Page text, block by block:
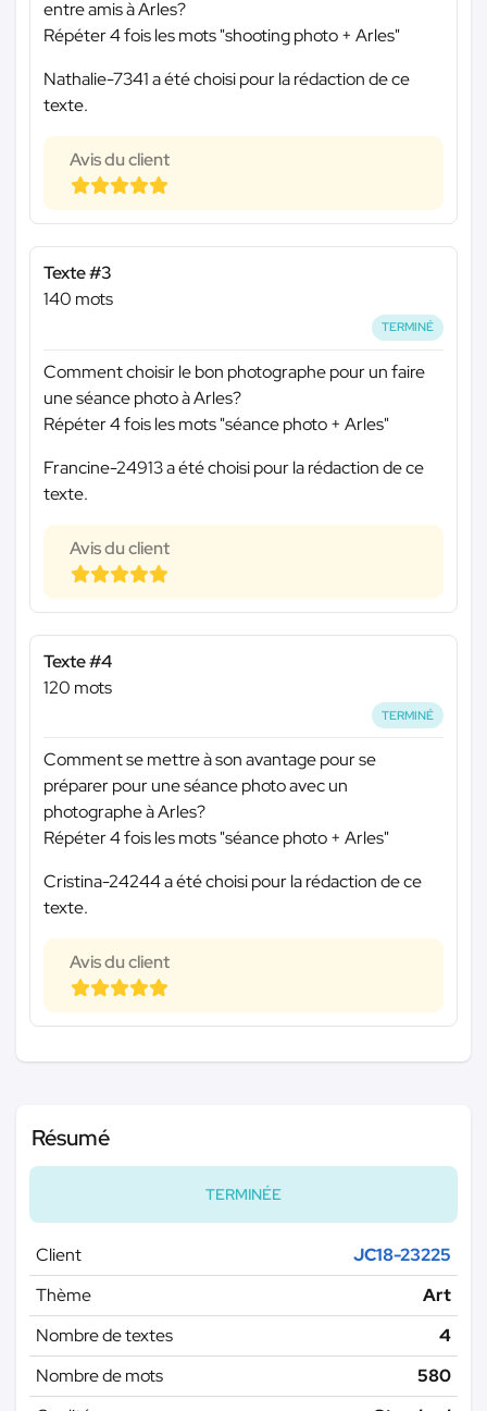
entre amis à Arles?
Répéter 4 fois les mots "shooting photo + Arles"
Nathalie-7341 a été choisi pour la rédaction de ce
texte.
Avis du client
Texte #3
140 mots
TERMINÉ
Comment choisir le bon photographe pour un faire
une séance photo à Arles?
Répéter 4 fois les mots "séance photo + Arles"
Francine-24913 a été choisi pour la rédaction de ce
texte.
Avis du client
Texte #4
120 mots
TERMINÉ
Comment se mettre à son avantage pour se
préparer pour une séance photo avec un
photographe à Arles?
Répéter 4 fois les mots "séance photo + Arles"
Cristina-24244 a été choisi pour la rédaction de ce
texte.
Avis du client
Résumé
TERMINÉE
Client
JC18-23225
Thème
Art
Nombre de textes
4
Nombre de mots
580